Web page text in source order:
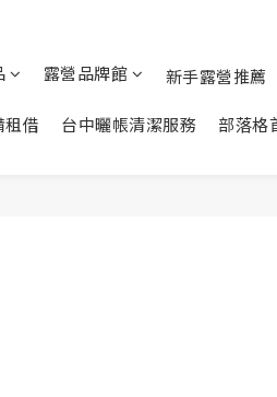
露營品牌館 新手露營推薦
租借 台中曬帳清潔服務 部落格